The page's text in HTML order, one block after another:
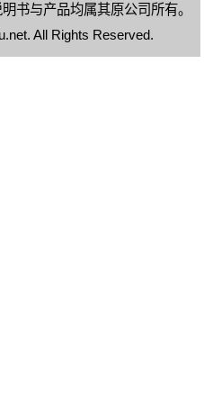
书与产品均属其原公司所有。
. All Rights Reserved.